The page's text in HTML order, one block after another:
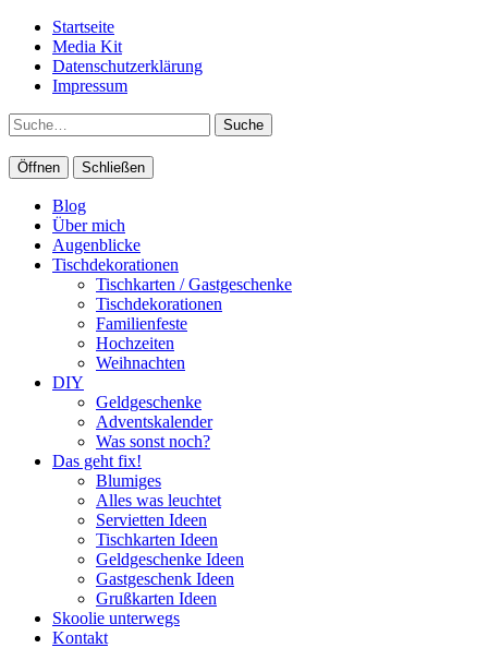
Startseite
Media Kit
Datenschutzerklärung
Impressum
Suche
Öffnen Schließen
Blog
Über mich
Augenblicke
Tischdekorationen
Tischkarten / Gastgeschenke
Tischdekorationen
Familienfeste
Hochzeiten
Weihnachten
DIY
Geldgeschenke
Adventskalender
Was sonst noch?
Das geht fix!
Blumiges
Alles was leuchtet
Servietten Ideen
Tischkarten Ideen
Geldgeschenke Ideen
Gastgeschenk Ideen
Grußkarten Ideen
Skoolie unterwegs
Kontakt